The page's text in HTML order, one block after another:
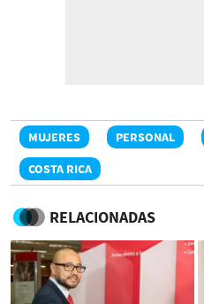
MUJERES PERSONAL
COSTA RICA
RELACIONADAS